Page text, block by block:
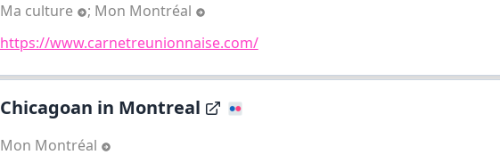
Ma culture
; Mon Montréal
https://www.carnetreunionnaise.com/
Chicagoan in Montreal
Mon Montréal